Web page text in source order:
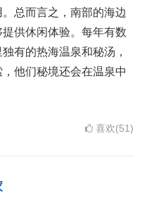
总而言之，南部的海边
供休闲体验。每年有数
有的热海温泉和秘汤，
他们秘境还会在温泉中
喜欢(51)